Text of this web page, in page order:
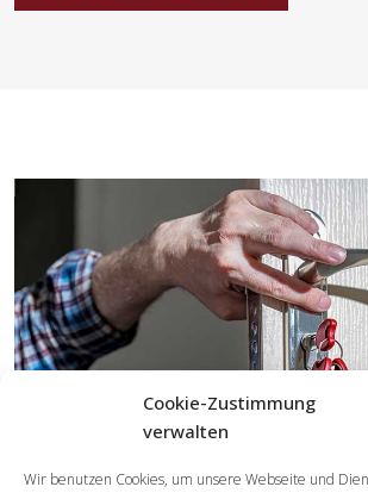
Cookie-Zustimmung
verwalten
Wir benutzen Cookies, um unsere Webseite und